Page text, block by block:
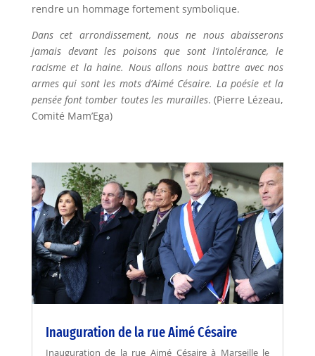
rendre un hommage fortement symbolique.
Dans cet arrondissement, nous ne nous abaisserons
jamais devant les poisons que sont l’intolérance, le
racisme et la haine. Nous allons nous battre avec nos
armes qui sont les mots d’Aimé Césaire. La poésie et la
pensée font tomber toutes les murailles. (Pierre Lézeau,
Comité Mam’Ega)
Inauguration de la rue Aimé Césaire
Inauguration de la rue Aimé Césaire à Marseille le